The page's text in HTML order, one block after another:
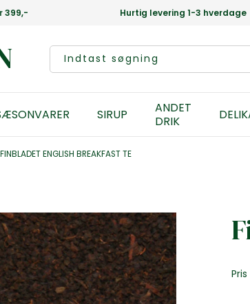
399,- Hurtig levering 1-3 hverdage
SIRUP
ANDET
DRIK
FINBLADET ENGLISH BREAKFAST TE